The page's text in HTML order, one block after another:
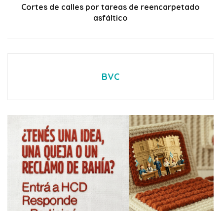
Cortes de calles por tareas de reencarpetado
asfáltico
BVC